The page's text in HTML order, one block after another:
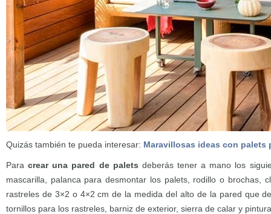
Quizás también te pueda interesar: Maravillosas ideas con palets
Paracrear una pared de palets deberás tener a mano los
mascarilla, palanca para desmontar los palets, rodillo o brochas,
rastreles de 3×2 o 4×2 cm de la medida del alto de la pared que
tornillos para los rastreles, barniz de exterior, sierra de calar y